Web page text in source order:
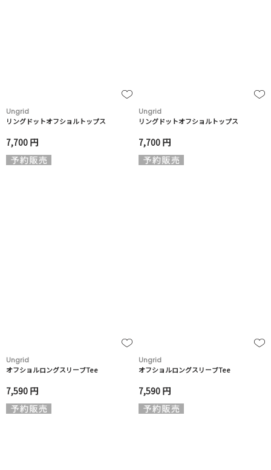
Ungrid
リングドットオフショルトップス
7,700 円
Ungrid
リングドットオフショルトップス
7,700 円
Ungrid
オフショルロングスリーブTee
7,590 円
Ungrid
オフショルロングスリーブTee
7,590 円